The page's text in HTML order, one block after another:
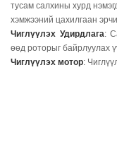
тусам салхины хурд
хэмжээний цахилгаан
Чиглүүлэх Удирдлага:
өөд роторыг байрлуулах
Чиглүүлэх мотор: